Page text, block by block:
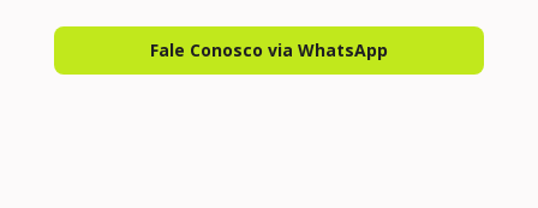
Fale Conosco via WhatsApp